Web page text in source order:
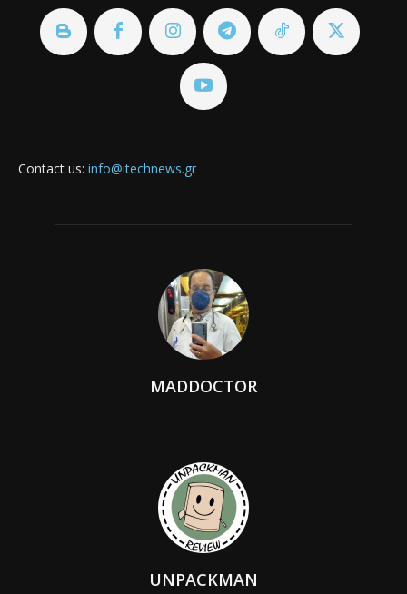
Contact us: info@itechnews.gr
MADDOCTOR
UNPACKMAN